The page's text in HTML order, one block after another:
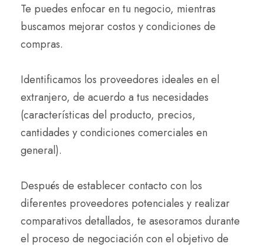
Te puedes enfocar en tu negocio, mientras
buscamos mejorar costos y condiciones de
compras.
Identificamos los proveedores ideales en el
extranjero, de acuerdo a tus necesidades
(características del producto, precios,
cantidades y condiciones comerciales en
general).
Después de establecer contacto con los
diferentes proveedores potenciales y realizar
comparativos detallados, te asesoramos durante
el proceso de negociación con el objetivo de